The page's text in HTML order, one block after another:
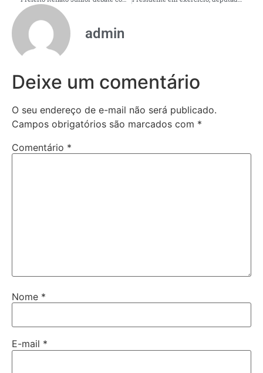
admin
Deixe um comentário
O seu endereço de e-mail não será publicado.
Campos obrigatórios são marcados com *
Comentário *
Nome *
E-mail *